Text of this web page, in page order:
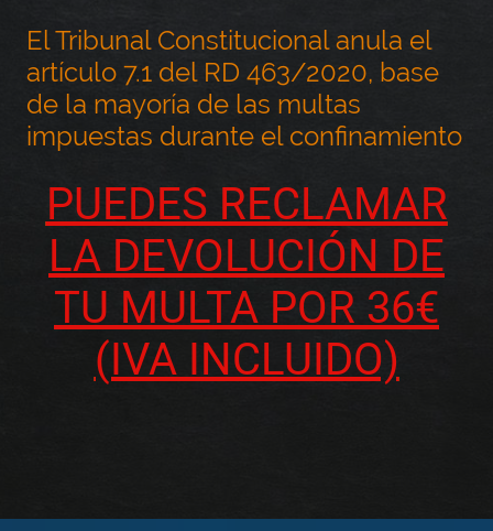
El Tribunal Constitucional anula el
artículo 7.1 del RD 463/2020, base
de la mayoría de las multas
impuestas durante el confinamiento
PUEDES RECLAMAR
LA DEVOLUCIÓN DE
TU MULTA POR 36€
(IVA INCLUIDO)